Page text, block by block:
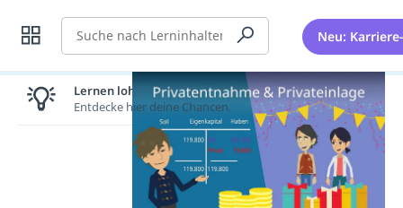
Suche Neu:
Lernen lohnt sich!
Entdecke hier deine Chancen.